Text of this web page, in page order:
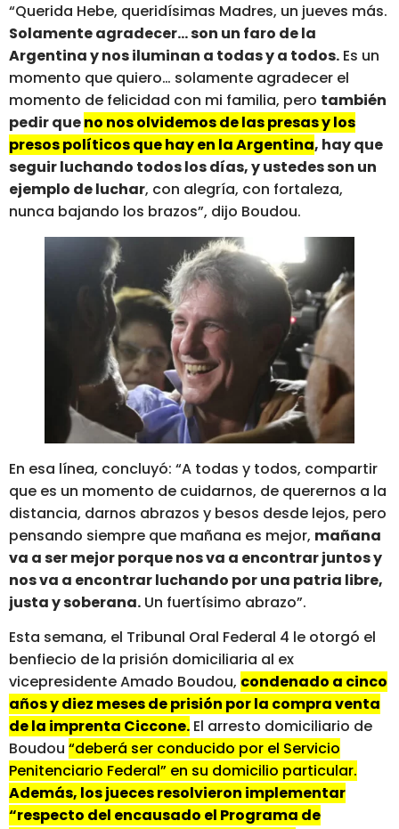
“Querida Hebe, queridísimas Madres, un jueves más.
Solamente agradecer… son un faro de la
Argentina y nos iluminan a todas y a todos. Es un
momento que quiero… solamente agradecer el
momento de felicidad con mi familia, pero también
pedir queno nos olvidemos de las presas y los
presos políticos que hay en la Argentina, hay que
seguir luchando todos los días, y ustedes son un
ejemplo de luchar, con alegría, con fortaleza,
nunca bajando los brazos”, dijo Boudou.
En esa línea, concluyó: “A todas y todos, compartir
que es un momento de cuidarnos, de querernos a la
distancia, darnos abrazos y besos desde lejos, pero
pensando siempre que mañana es mejor, mañana
va a ser mejor porque nos va a encontrar juntos y
nos va a encontrar luchando por una patria libre,
justa y soberana. Un fuertísimo abrazo”.
Esta semana, el Tribunal Oral Federal 4 le otorgó el
benfiecio de la prisión domiciliaria al ex
vicepresidente Amado Boudou, condenado a cinco
años y diez meses de prisión por la compra venta
de la imprenta Ciccone. El arresto domiciliario de
Boudou “deberá ser conducido por el Servicio
Penitenciario Federal” en su domicilio particular.
Además, los jueces resolvieron implementar
“respecto del encausado el Programa de